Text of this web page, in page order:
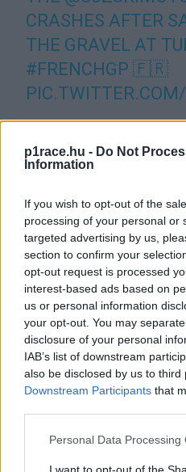
p1race.hu - Do Not
Information
If you wish to opt-out of the
processing of your personal or
targeted advertising by us,
section to confirm your
opt-out request is processed
interest-based ads based on
us or personal information
your opt-out. You may
disclosure of your personal
IAB’s list of downstream
also be disclosed by us to third
Downstream Participants that
Please note that this website/
Personal Data Processing